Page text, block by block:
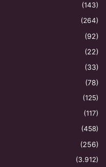
(143)
(264)
(92)
(22)
(33)
(78)
(125)
(117)
(458)
(256)
(3.912)